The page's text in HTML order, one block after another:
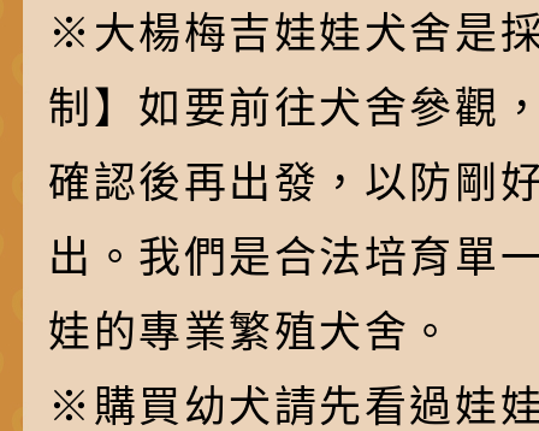
※大楊梅吉娃娃犬舍是
制】如要前往犬舍參觀
確認後再出發，以防剛
出。我們是合法培育單
娃的專業繁殖犬舍。
※購買幼犬請先看過娃